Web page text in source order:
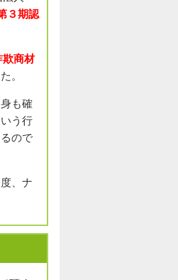
３期認
欺商材
。
も確
う行
ので
、ナ